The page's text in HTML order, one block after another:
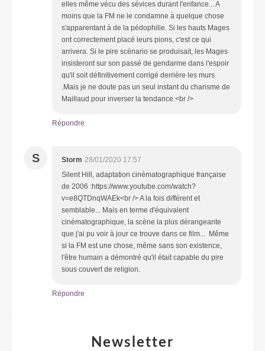
elles même vécu des sévices durant l'enfance... A
moins que la FM ne le condamne à quelque chose
s'apparentant à de la pédophilie. Si les hauts Mages
ont correctement placé leurs pions, c'est ce qui
arrivera. Si le pire scénario se produisait, les Mages
insisteront sur son passé de gendarme dans l'espoir
qu'il soit définitivement corrigé derrière les murs
.Mais je ne doute pas un seul instant du charisme de
Maillaud pour inverser la tendance.<br />
Répondre
S Storm 28/01/2020 17:57
Silent Hill, adaptation cinématographique française
de 2006 :https://www.youtube.com/watch?
v=e8QTDnqWAEk<br /> A la fois différent et
semblable... Mais en terme d'équivalent
cinématographique, la scène la plus dérangeante
que j'ai pu voir à jour ce trouve dans ce film... Même
si la FM est une chose, même sans son existence,
l'être humain a démontré qu'il était capable du pire
sous couvert de religion.
Répondre
Newsletter